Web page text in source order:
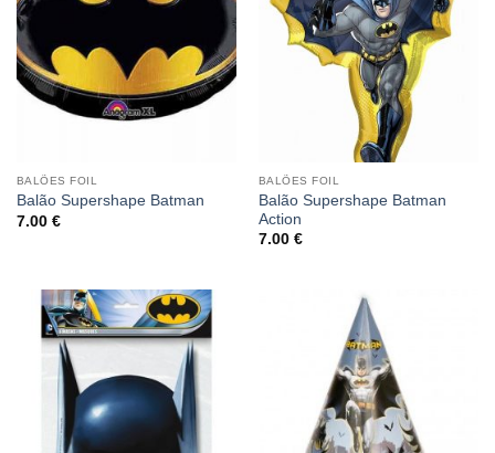
BALÕES FOIL
Balão Supershape Batman
7.00 €
BALÕES FOIL
Balão Supershape Batman
Action
7.00 €